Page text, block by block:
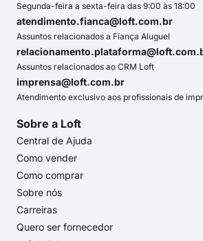
Segunda-feira a sexta-feira das 9:00 às 18:00
atendimento.fianca@loft.com.br
Assuntos relacionados a Fiança Aluguel
Assuntos relacionados ao CRM Loft
imprensa@loft.com.br
Atendimento exclusivo aos profissionais de
Sobre a Loft
Central de Ajuda
Como vender
Como comprar
Sobre nós
Carreiras
Quero ser fornecedor